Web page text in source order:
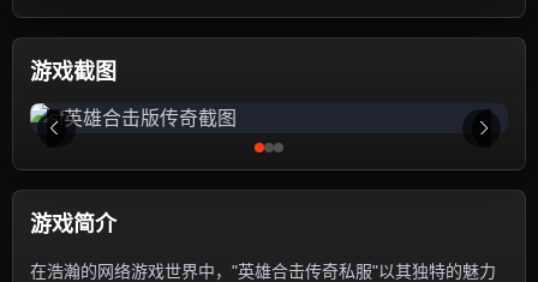
游戏截图
游戏简介
在浩瀚的网络游戏世界中，"英雄合击传奇私服"以其独特的魅力